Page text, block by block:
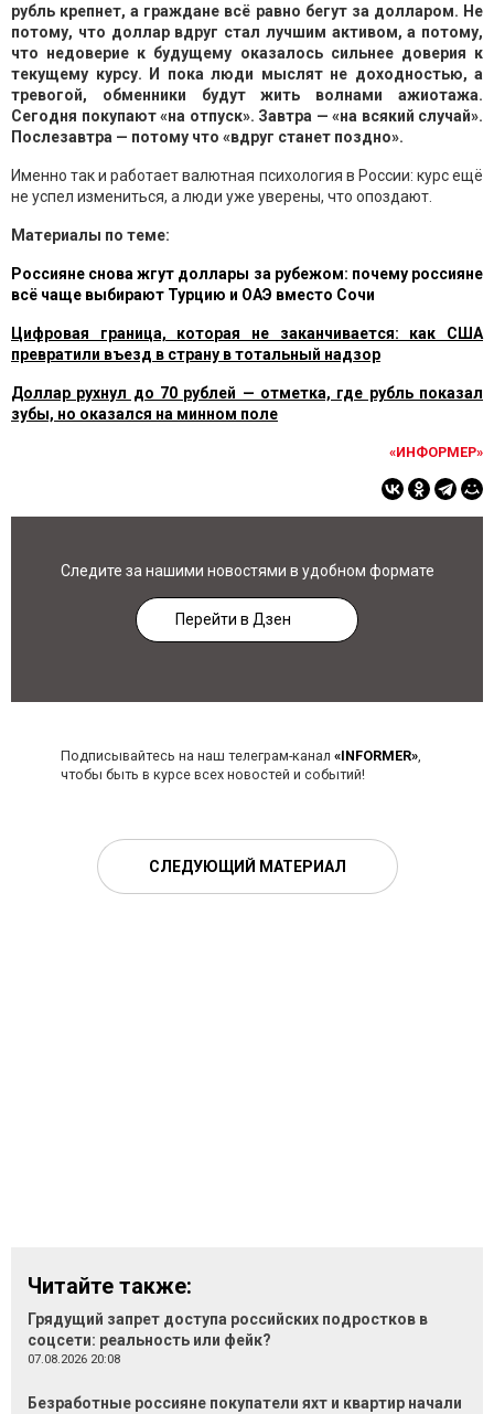
рубль крепнет, а граждане всё равно бегут за долларом. Не
потому, что доллар вдруг стал лучшим активом, а потому,
что недоверие к будущему оказалось сильнее доверия к
текущему курсу. И пока люди мыслят не доходностью, а
тревогой, обменники будут жить волнами ажиотажа.
Сегодня покупают «на отпуск». Завтра — «на всякий случай».
Послезавтра — потому что «вдруг станет поздно».
Именно так и работает валютная психология в России: курс ещё
не успел измениться, а люди уже уверены, что опоздают.
Материалы по теме:
Россияне снова жгут доллары за рубежом: почему россияне
всё чаще выбирают Турцию и ОАЭ вместо Сочи
Цифровая граница, которая не заканчивается: как США
превратили въезд в страну в тотальный надзор
Доллар рухнул до 70 рублей — отметка, где рубль показал
зубы, но оказался на минном поле
«ИНФОРМЕР»
Следите за нашими новостями в удобном формате
Перейти в Дзен
Подписывайтесь на наш телеграм-канал «INFORMER»,
чтобы быть в курсе всех новостей и событий!
СЛЕДУЮЩИЙ МАТЕРИАЛ
Читайте также:
Грядущий запрет доступа российских подростков в
соцсети: реальность или фейк?
07.08.2026 20:08
Безработные россияне покупатели яхт и квартир начали